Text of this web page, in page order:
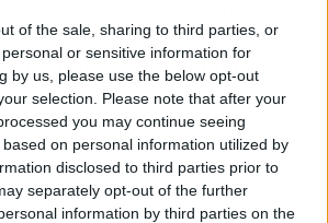
of the sale, sharing to third parties, or
or sensitive information for
by us, please use the below opt-out
selection. Please note that after your
you may continue seeing
on personal information utilized by
disclosed to third parties prior to
separately opt-out of the further
information by third parties on the
lunes 4 de mayo no deben
indican undesequilibrio
atención inmediata.